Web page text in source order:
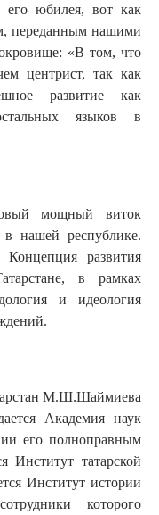
его юбилея, вот как
переданным нашими
«В том, что
центрист, так как
развитие как
языков в
мощный виток
в нашей республике.
развития
в рамках
и идеология
М.Ш.Шаймиева
Академия наук
его полноправным
Институт татарской
Институт истории
которого